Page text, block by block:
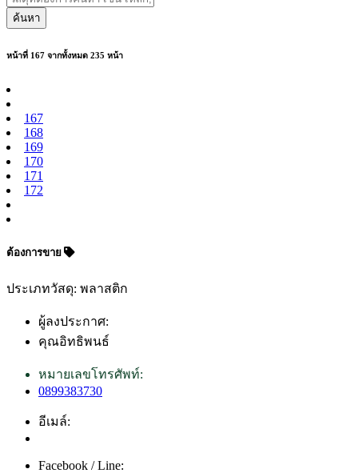
ค้นหา
หน้าที่ 167 จากทั้งหมด 235 หน้า
167
168
169
170
171
172
ต้องการขาย
ประเภทวัสดุ: พลาสติก
ผู้ลงประกาศ:
คุณอิทธิพนธ์
หมายเลขโทรศัพท์:
0899383730
อีเมล์:
Facebook / Line: